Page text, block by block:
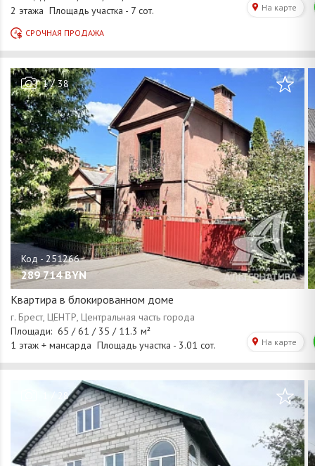
1/38
289 714 BYN
Квартира в блокированном доме
/ 28